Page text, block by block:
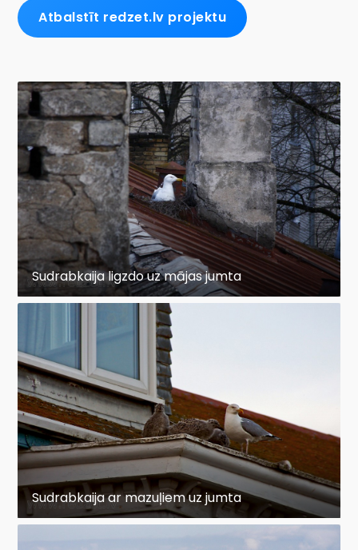
Atbalstīt redzet.lv projektu
Sudrabkaija ligzdo uz mājas jumta
Sudrabkaija ar mazuļiem uz jumta